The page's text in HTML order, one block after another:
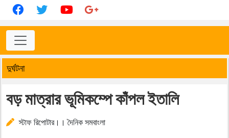
দুর্ঘটনা
বড় মাত্রার ভূমিকম্পে কাঁপল ইতালি
স্টাফ রিপোটার।। দৈনিক সমবাংলা